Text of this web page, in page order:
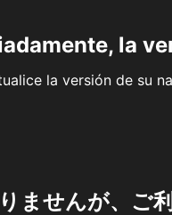
la
la versión de su
ませんが、ご